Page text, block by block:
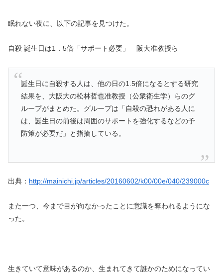
眠れない夜に、以下の記事を見つけた。
自殺 誕生日は1．5倍「サポート必要」 阪大准教授ら
誕生日に自殺する人は、他の日の1.5倍になるとする研究
結果を、大阪大の松林哲也准教授（公衆衛生学）らのグ
ループがまとめた。グループは「自殺の恐れがある人に
は、誕生日の前後は周囲のサポートを強化するなどの予
防策が必要だ」と指摘している。
出典： http://mainichi.jp/articles/20160602/k00/00e/040/239000c
また一つ、今まで目が向なかったことに意識を奪われるようにな
った。
生きていて意味があるのか、生まれてきて誰かのためになってい